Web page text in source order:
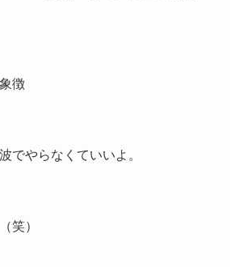
徴
でやらなくていいよ。
笑）